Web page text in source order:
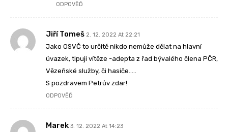
ODPOVĚĎ
Jiří Tomeš 2. 12. 2022 At 22:21
Jako OSVČ to určitě nikdo nemůže dělat na hlavní
úvazek, tipuji vítěze -adepta z řad bývalého člena PČR,
Vězeňské služby, či hasiče…..
S pozdravem Petrův zdar!
ODPOVĚĎ
Marek 3. 12. 2022 At 14:23